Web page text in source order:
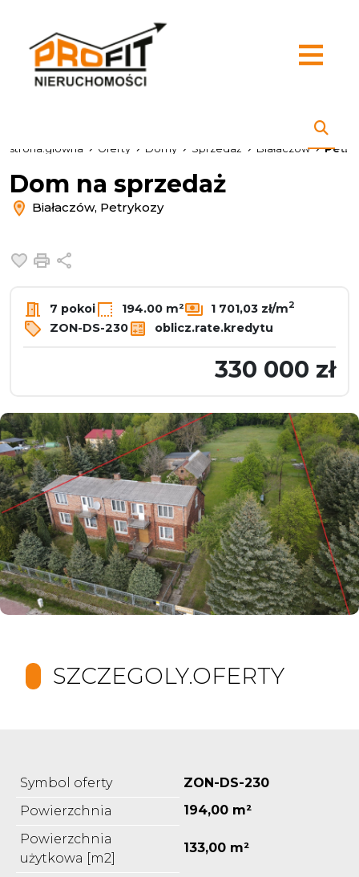
strona.glowna Oferty Domy Sprzedaż Białaczów
Dom na sprzedaż
Białaczów, Petrykozy
Dodaj do ulubionych
Drukuj
7 pokoi 194.00 m² 1 701,03 zł/m2
ZON-DS-230 oblicz.rate.kredytu
330 000 zł
SZCZEGOLY.OFERTY
Symbol oferty
ZON-DS-230
Powierzchnia
194,00 m²
Powierzchnia
użytkowa [m2]
133,00 m²